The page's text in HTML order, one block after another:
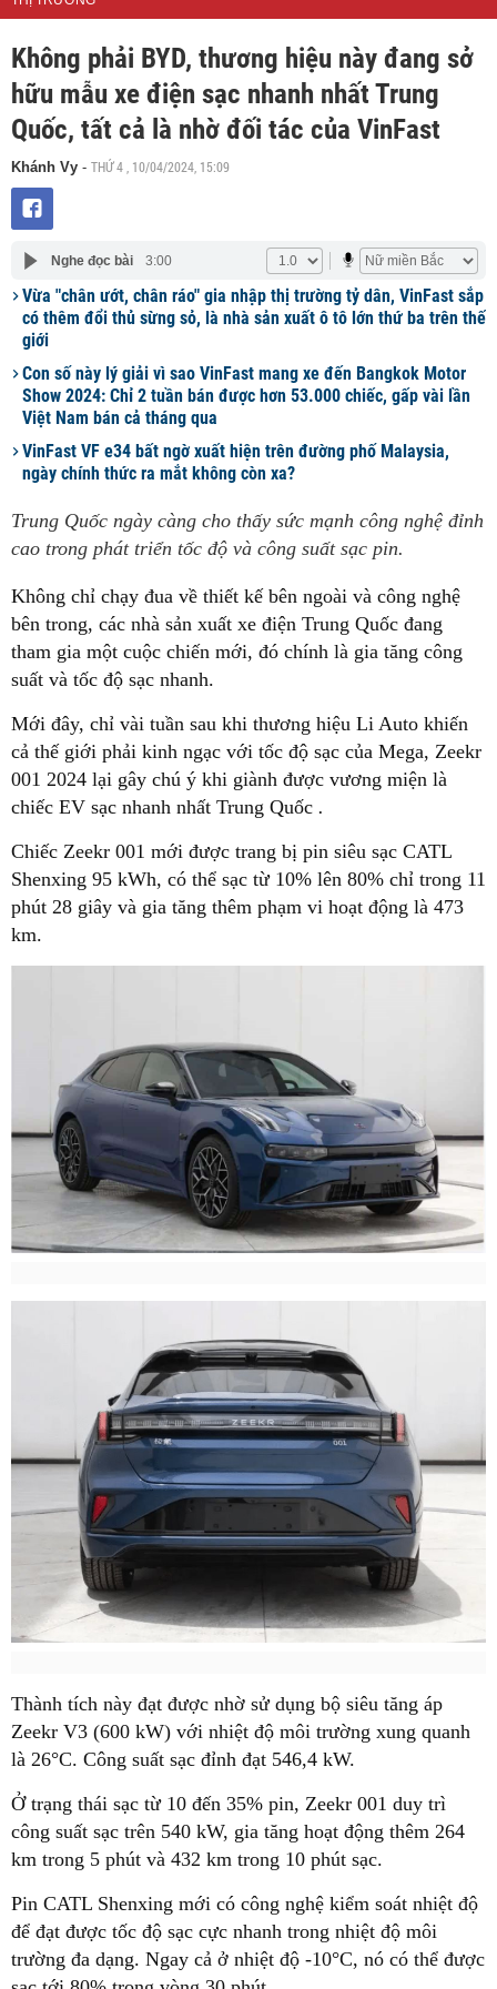
Không phải BYD, thương hiệu này đang sở
hữu mẫu xe điện sạc nhanh nhất Trung
Quốc, tất cả là nhờ đối tác của VinFast
Khánh Vy - THỨ 4 , 10/04/2024, 15:09
Nghe đọc bài 3:00
Vừa "chân ướt, chân ráo" gia nhập thị trường tỷ dân, VinFast sắp
có thêm đổi thủ sừng sỏ, là nhà sản xuất ô tô lớn thứ ba trên thế
giới
Con số này lý giải vì sao VinFast mang xe đến Bangkok Motor
Show 2024: Chỉ 2 tuần bán được hơn 53.000 chiếc, gấp vài lần
Việt Nam bán cả tháng qua
VinFast VF e34 bất ngờ xuất hiện trên đường phố Malaysia,
ngày chính thức ra mắt không còn xa?
Trung Quốc ngày càng cho thấy sức mạnh công nghệ đỉnh
cao trong phát triển tốc độ và công suất sạc pin.
Không chỉ chạy đua về thiết kế bên ngoài và công nghệ
bên trong, các nhà sản xuất xe điện Trung Quốc đang
tham gia một cuộc chiến mới, đó chính là gia tăng công
suất và tốc độ sạc nhanh.
Mới đây, chỉ vài tuần sau khi thương hiệu Li Auto khiến
cả thế giới phải kinh ngạc với tốc độ sạc của Mega, Zeekr
001 2024 lại gây chú ý khi giành được vương miện là
chiếc EV sạc nhanh nhất Trung Quốc .
Chiếc Zeekr 001 mới được trang bị pin siêu sạc CATL
Shenxing 95 kWh, có thể sạc từ 10% lên 80% chỉ trong 11
phút 28 giây và gia tăng thêm phạm vi hoạt động là 473
km.
Thành tích này đạt được nhờ sử dụng bộ siêu tăng áp
Zeekr V3 (600 kW) với nhiệt độ môi trường xung quanh
là 26°C. Công suất sạc đỉnh đạt 546,4 kW.
Ở trạng thái sạc từ 10 đến 35% pin, Zeekr 001 duy trì
công suất sạc trên 540 kW, gia tăng hoạt động thêm 264
km trong 5 phút và 432 km trong 10 phút sạc.
Pin CATL Shenxing mới có công nghệ kiểm soát nhiệt độ
để đạt được tốc độ sạc cực nhanh trong nhiệt độ môi
trường đa dạng. Ngay cả ở nhiệt độ -10°C, nó có thể được